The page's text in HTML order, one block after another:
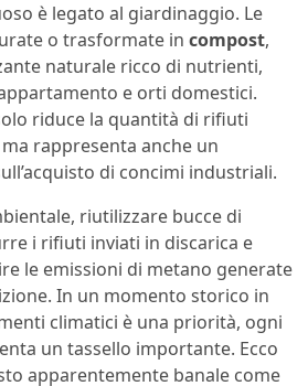
è legato al giardinaggio. Le
o trasformate in compost,
naturale ricco di nutrienti,
e orti domestici.
riduce la quantità di rifiuti
rappresenta anche un
di concimi industriali.
riutilizzare bucce di
i rifiuti inviati in discarica e
le emissioni di metano generate
In un momento storico in
climatici è una priorità, ogni
un tassello importante. Ecco
apparentemente banale come